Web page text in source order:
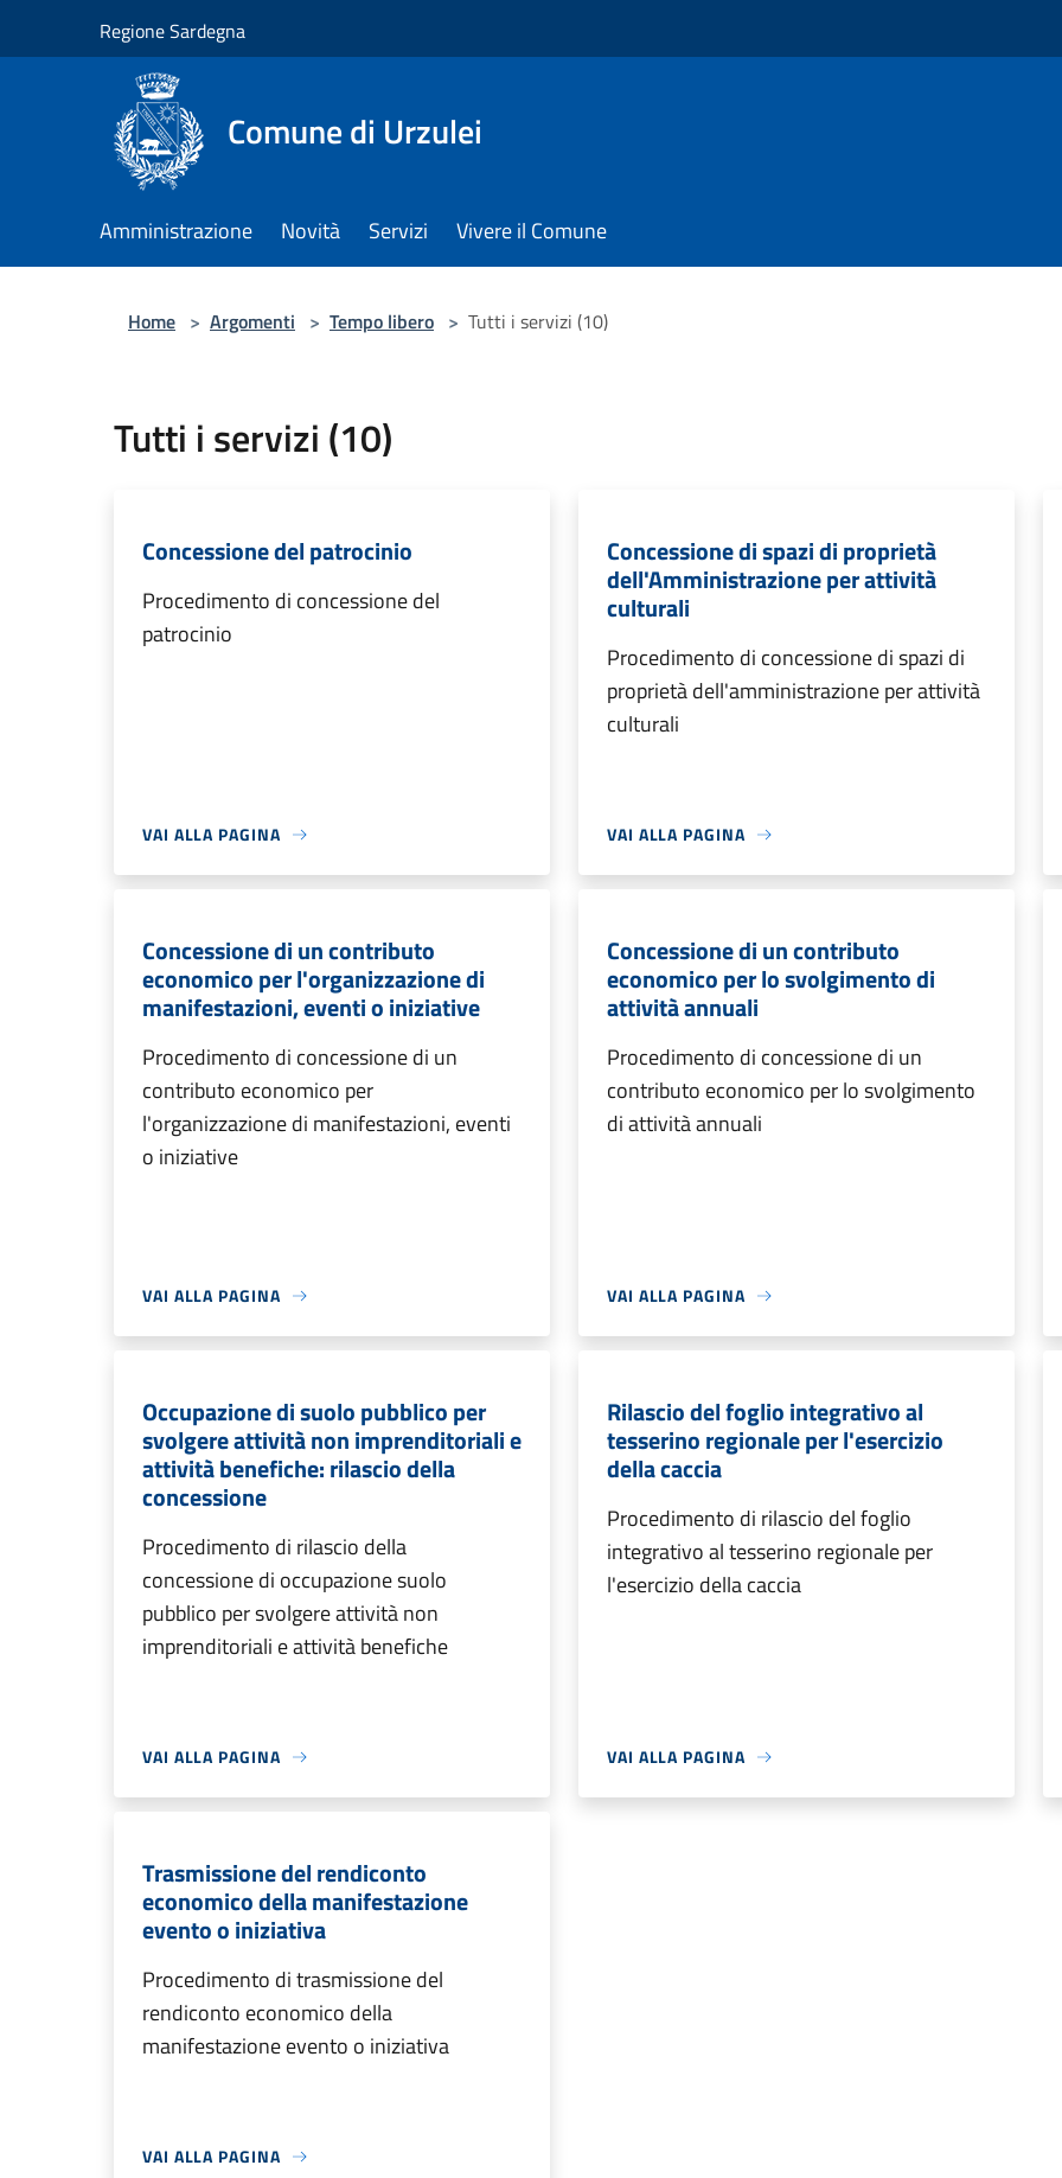
Regione Sardegna
Comune di Urzulei
Amministrazione Novità Servizi Vivere il Comune
Home > Argomenti > Tempo libero > Tutti i servizi (10)
Tutti i servizi (10)
Concessione del patrocinio
Procedimento di concessione del
patrocinio
VAI ALLA PAGINA
Concessione di spazi di proprietà
dell'Amministrazione per attività
culturali
Procedimento di concessione di spazi di
proprietà dell'amministrazione per attività
culturali
VAI ALLA PAGINA
Concessione di un contributo
economico per l'organizzazione di
manifestazioni, eventi o iniziative
Procedimento di concessione di un
contributo economico per
l'organizzazione di manifestazioni, eventi
o iniziative
VAI ALLA PAGINA
Concessione di un contributo
economico per lo svolgimento di
attività annuali
Procedimento di concessione di un
contributo economico per lo svolgimento
di attività annuali
VAI ALLA PAGINA
Occupazione di suolo pubblico per
svolgere attività non imprenditoriali e
attività benefiche: rilascio della
concessione
Procedimento di rilascio della
concessione di occupazione suolo
pubblico per svolgere attività non
imprenditoriali e attività benefiche
VAI ALLA PAGINA
Rilascio del foglio integrativo al
tesserino regionale per l'esercizio
della caccia
Procedimento di rilascio del foglio
integrativo al tesserino regionale per
l'esercizio della caccia
VAI ALLA PAGINA
Trasmissione del rendiconto
economico della manifestazione
evento o iniziativa
Procedimento di trasmissione del
rendiconto economico della
manifestazione evento o iniziativa
VAI ALLA PAGINA